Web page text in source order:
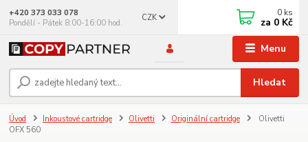
Menu
CZK
Hledat
+420 373 033 078
Pondělí - Pátek 8:00-16:00 hod.
0 ks
za 0 Kč
Úvod Inkoustové cartridge Olivetti Originální cartridge
Olivetti
OFX 560